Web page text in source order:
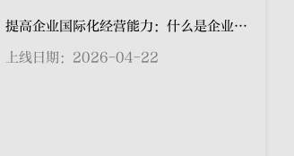
提高企业国际化经营能力：什么是企业国际化经营能力
上线日期：2026-04-22